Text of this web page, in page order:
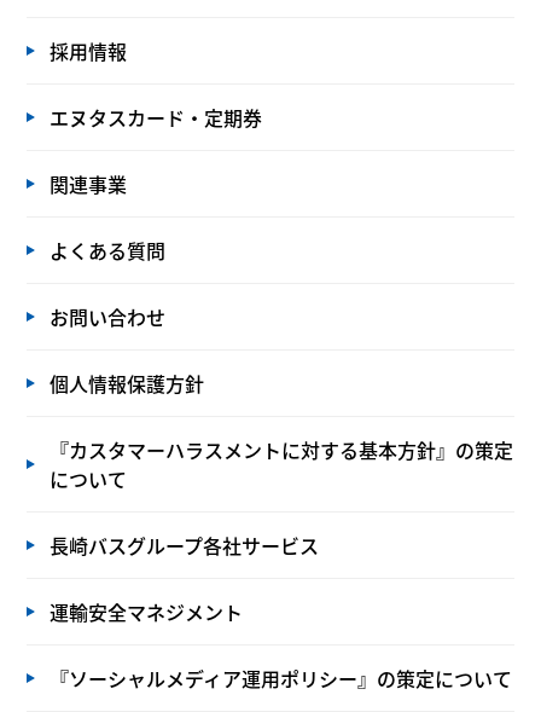
採用情報
エヌタスカード・定期券
関連事業
よくある質問
お問い合わせ
個人情報保護方針
『カスタマーハラスメントに対する基本方針』の策定
について
長崎バスグループ各社サービス
運輸安全マネジメント
『ソーシャルメディア運用ポリシー』の策定について